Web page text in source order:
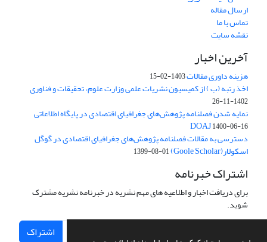
ارسال مقاله
تماس با ما
نقشه سایت
آخرین اخبار
هزینه داوری مقالات1403-02-15
اخذ رتبه (ب ) از کمیسیون نشریات علمی وزارت علوم، تحقیقات و فناوری
1402-11-26
نمایه شدن فصلنامه پژوهش‌های جغرافیای اقتصادی در پایگاه اطلاعاتی
DOAJ1400-06-16
دسترسی به مقالات فصلنامه پژوهش‌های جغرافیای اقتصادی در گوگل
اسکولار(Goole Scholar) 1399-08-01
اشتراک خبرنامه
برای دریافت اخبار و اطلاعیه های مهم نشریه در خبرنامه نشریه مشترک
شوید.
اشتراک